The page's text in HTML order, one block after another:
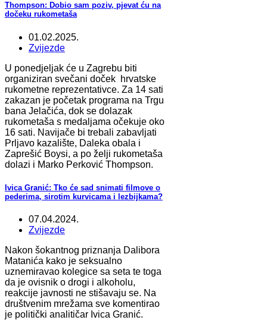
Thompson: Dobio sam poziv, pjevat ću na
dočeku rukometaša
01.02.2025.
Zvijezde
U ponedjeljak će u Zagrebu biti
organiziran svečani doček hrvatske
rukometne reprezentativce. Za 14 sati
zakazan je početak programa na Trgu
bana Jelačića, dok se dolazak
rukometaša s medaljama očekuje oko
16 sati. Navijače bi trebali zabavljati
Prljavo kazalište, Daleka obala i
Zaprešić Boysi, a po želji rukometaša
dolazi i Marko Perković Thompson.
Ivica Granić: Tko će sad snimati filmove o
pederima, sirotim kurvicama i lezbijkama?
07.04.2024.
Zvijezde
Nakon šokantnog priznanja Dalibora
Matanića kako je seksualno
uznemiravao kolegice sa seta te toga
da je ovisnik o drogi i alkoholu,
reakcije javnosti ne stišavaju se. Na
društvenim mrežama sve komentirao
je politički analitičar Ivica Granić.